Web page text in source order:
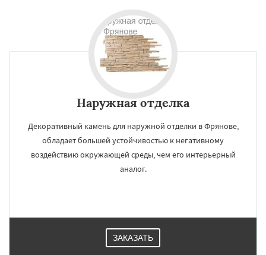
Наружная отделка
Декоративный камень для наружной отделки в Фрянове,
обладает большей устойчивостью к негативному
воздействию окружающей среды, чем его интерьерный
аналог.
ЗАКАЗАТЬ